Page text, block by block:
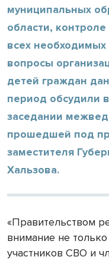
муниципальных
области,
всех
вопросы
детей граждан
период обсудили
заседании
прошедшей под
заместителя
Хальзова.
«Правительством
внимание не
участников СВО и